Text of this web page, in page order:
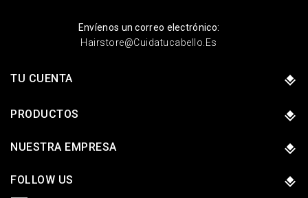
Envíenos un correo electrónico:
Hairstore@cuidatucabello.es
TU CUENTA
PRODUCTOS
NUESTRA EMPRESA
FOLLOW US